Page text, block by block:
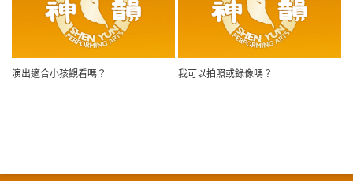
演出適合小孩觀看嗎？ 我可以拍照或錄像嗎？